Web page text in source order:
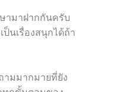
ามาฝากกันครับ
นเรื่องสนุกได้ถ้า
ามมากมายที่ยัง